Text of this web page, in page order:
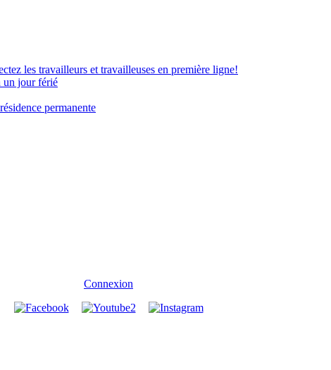
les travailleurs et travailleuses en première ligne!
un jour férié
permanente
Connexion